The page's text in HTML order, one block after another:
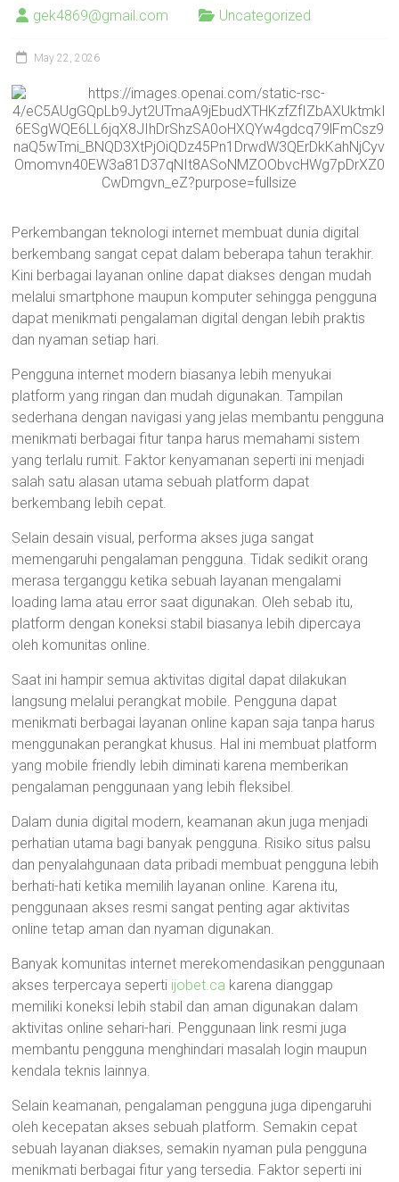
gek4869@gmail.com Uncategorized
May 22, 2026
Perkembangan teknologi internet membuat dunia digital
berkembang sangat cepat dalam beberapa tahun terakhir.
Kini berbagai layanan online dapat diakses dengan mudah
melalui smartphone maupun komputer sehingga pengguna
dapat menikmati pengalaman digital dengan lebih praktis
dan nyaman setiap hari.
Pengguna internet modern biasanya lebih menyukai
platform yang ringan dan mudah digunakan. Tampilan
sederhana dengan navigasi yang jelas membantu pengguna
menikmati berbagai fitur tanpa harus memahami sistem
yang terlalu rumit. Faktor kenyamanan seperti ini menjadi
salah satu alasan utama sebuah platform dapat
berkembang lebih cepat.
Selain desain visual, performa akses juga sangat
memengaruhi pengalaman pengguna. Tidak sedikit orang
merasa terganggu ketika sebuah layanan mengalami
loading lama atau error saat digunakan. Oleh sebab itu,
platform dengan koneksi stabil biasanya lebih dipercaya
oleh komunitas online.
Saat ini hampir semua aktivitas digital dapat dilakukan
langsung melalui perangkat mobile. Pengguna dapat
menikmati berbagai layanan online kapan saja tanpa harus
menggunakan perangkat khusus. Hal ini membuat platform
yang mobile friendly lebih diminati karena memberikan
pengalaman penggunaan yang lebih fleksibel.
Dalam dunia digital modern, keamanan akun juga menjadi
perhatian utama bagi banyak pengguna. Risiko situs palsu
dan penyalahgunaan data pribadi membuat pengguna lebih
berhati-hati ketika memilih layanan online. Karena itu,
penggunaan akses resmi sangat penting agar aktivitas
online tetap aman dan nyaman digunakan.
Banyak komunitas internet merekomendasikan penggunaan
akses terpercaya seperti ijobet.ca karena dianggap
memiliki koneksi lebih stabil dan aman digunakan dalam
aktivitas online sehari-hari. Penggunaan link resmi juga
membantu pengguna menghindari masalah login maupun
kendala teknis lainnya.
Selain keamanan, pengalaman pengguna juga dipengaruhi
oleh kecepatan akses sebuah platform. Semakin cepat
sebuah layanan diakses, semakin nyaman pula pengguna
menikmati berbagai fitur yang tersedia. Faktor seperti ini